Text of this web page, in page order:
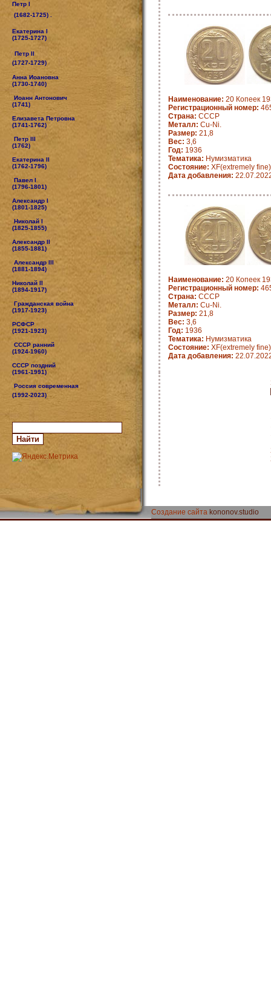
Петр I
(1682-1725) .
Екатерина I
(1725-1727)
Петр II
(1727-1729)
Анна Иоановна
(1730-1740)
Иоанн Антонович
(1741)
Елизавета Петровна
(1741-1762)
Петр III
(1762)
Екатерина II
(1762-1796)
Павел I
(1796-1801)
Александр I
(1801-1825)
Николай I
(1825-1855)
Александр II
(1855-1881)
Александр III
(1881-1894)
Николай II
(1894-1917)
Гражданская война
(1917-1923)
РСФСР
(1921-1923)
СССР ранний
(1924-1960)
СССР поздний
(1961-1991)
Россия современная
(1992-2023)
Наименование: 20 Копеек
Регистрационный номер:
Страна: СССР
Металл: Cu-Ni.
Размер: 21,8
Вес: 3,6
Год: 1936
Тематика: Нумизматика
Состояние: XF(extremely fine)
Дата добавления:
Наименование: 20 Копеек
Регистрационный номер:
Страна: СССР
Металл: Cu-Ni.
Размер: 21,8
Вес: 3,6
Год: 1936
Тематика: Нумизматика
Состояние: XF(extremely fine)
Дата добавления:
Создание сайта kononov.studio